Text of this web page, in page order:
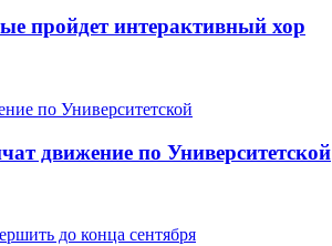
пройдет интерактивный хор
движение по Университетской